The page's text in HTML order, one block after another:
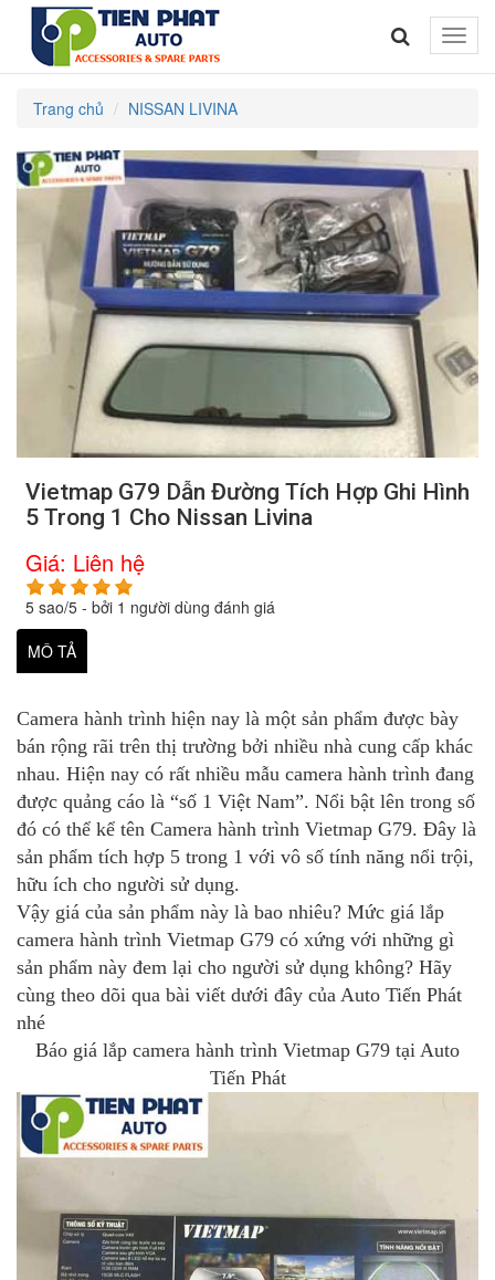
Toggle
Trang chủ NISSAN LIVINA
Vietmap G79 Dẫn Đường Tích Hợp Ghi Hình
5 Trong 1 Cho Nissan Livina
Giá: Liên hệ
5 sao/5 - bởi 1 người dùng đánh giá
MÔ TẢ
Camera hành trình hiện nay là một sản phẩm được bày
bán rộng rãi trên thị trường bởi nhiều nhà cung cấp khác
nhau. Hiện nay có rất nhiều mẫu camera hành trình đang
được quảng cáo là “số 1 Việt Nam”. Nổi bật lên trong số
đó có thể kể tên Camera hành trình Vietmap G79. Đây là
sản phẩm tích hợp 5 trong 1 với vô số tính năng nổi trội,
hữu ích cho người sử dụng.
Vậy giá của sản phẩm này là bao nhiêu? Mức giá lắp
camera hành trình Vietmap G79 có xứng với những gì
sản phẩm này đem lại cho người sử dụng không? Hãy
cùng theo dõi qua bài viết dưới đây của Auto Tiến Phát
nhé
Báo giá lắp camera hành trình Vietmap G79 tại Auto
Tiến Phát